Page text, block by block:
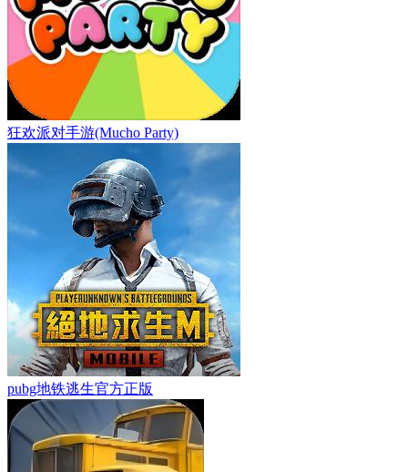
狂欢派对手游(Mucho Party)
pubg地铁逃生官方正版